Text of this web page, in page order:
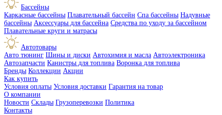
Бассейны
Каркасные бассейны Плавательный бассейн Спа бассейны Надувные
бассейны Аксессуары для бассейна Средства по уходу за бассейном
Плавательные круги и матрасы
Автотовары
Авто тюнинг Шины и диски Автохимия и масла Автоэлектроника
Автозапчасти Канистры для топлива Воронка для топлива
Бренды Коллекции Акции
Как купить
Условия оплаты Условия доставки Гарантия на товар
О компании
Новости Склады Грузоперевозки Политика
Контакты